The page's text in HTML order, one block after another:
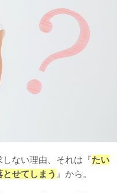
ない理由、それは『たい
せてしまう 』から。